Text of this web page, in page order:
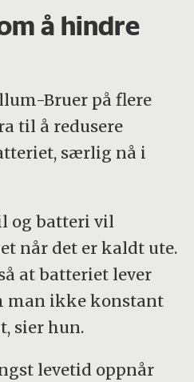
å hindre
Bruer på flere
til å redusere
særlig nå i
og batteri vil
når det er kaldt ute.
at batteriet lever
man ikke konstant
sier hun.
levetid oppnår